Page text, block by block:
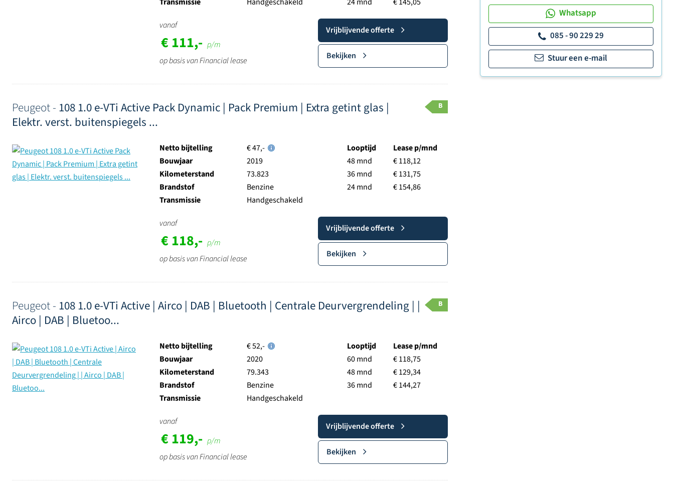
vanaf
€ 111,- p/m
op basis van Financial lease
Vrijblijvende offerte
Bekijken
Peugeot - 108 1.0 e-VTi Active Pack Dynamic | Pack Premium | Extra getint glas |
Elektr. verst. buitenspiegels ...
B
Netto bijtelling
€ 47,-
Bouwjaar
2019
Kilometerstand
73.823
Brandstof
Benzine
Transmissie
Handgeschakeld
Looptijd
48 mnd
36 mnd
24 mnd
Lease p/mnd
€ 118,12
€ 131,75
€ 154,86
vanaf
€ 118,- p/m
op basis van Financial lease
Vrijblijvende offerte
Bekijken
Peugeot - 108 1.0 e-VTi Active | Airco | DAB | Bluetooth | Centrale Deurvergrendeling | |
Airco | DAB | Bluetoo...
B
Netto bijtelling
€ 52,-
Bouwjaar
2020
Kilometerstand
79.343
Brandstof
Benzine
Transmissie
Handgeschakeld
Looptijd
60 mnd
48 mnd
36 mnd
Lease p/mnd
€ 118,75
€ 129,34
€ 144,27
vanaf
€ 119,- p/m
op basis van Financial lease
Vrijblijvende offerte
Bekijken
Whatsapp
085 - 90 229 29
Stuur een e-mail